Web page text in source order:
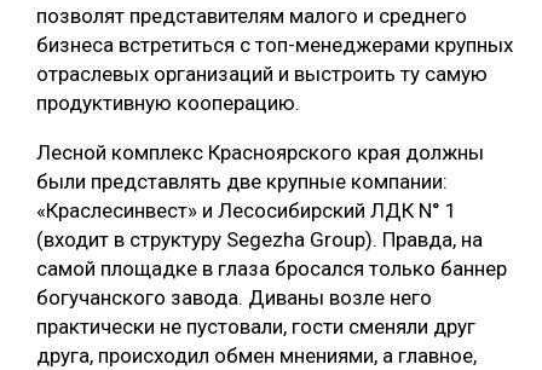
позволят представителям малого и среднего
бизнеса встретиться с топ-менеджерами крупных
отраслевых организаций и выстроить ту самую
продуктивную кооперацию.
Лесной комплекс Красноярского края должны
были представлять две крупные компании:
«Краслесинвест» и Лесосибирский ЛДК N° 1
(входит в структуру Segezha Group). Правда, на
самой площадке в глаза бросался только баннер
богучанского завода. Диваны возле него
практически не пустовали, гости сменяли друг
друга, происходил обмен мнениями, а главное,